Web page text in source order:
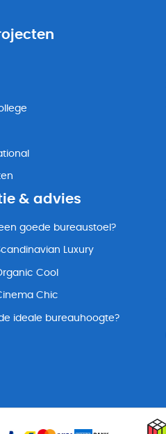
& advies
goede bureaustoel?
Luxury
Cool
Chic
ideale bureauhoogte?